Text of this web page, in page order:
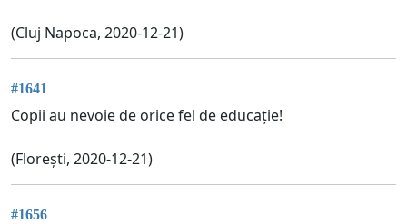
(Cluj Napoca, 2020-12-21)
#1641
Copii au nevoie de orice fel de educație!
(Florești, 2020-12-21)
#1656